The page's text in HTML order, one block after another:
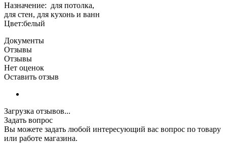
Назначение: для потолка,
для стен, для кухонь и ванн
Цвет:белый
Документы
Отзывы
Отзывы
Нет оценок
Оставить отзыв
Загрузка отзывов...
Задать вопрос
Вы можете задать любой интересующий вас вопрос по товару
или работе магазина.